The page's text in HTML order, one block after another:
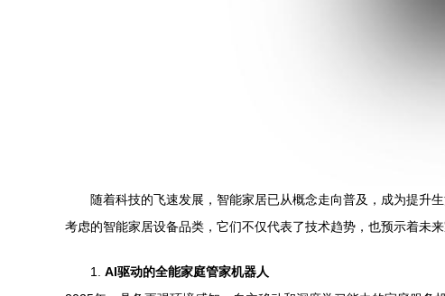
随着科技的飞速发展，智能家居已从概念走向普及，成为提升
考虑的智能家居设备品类，它们不仅代表了技术趋势，也预示着未来
1. AI驱动的全能家庭管家机器人